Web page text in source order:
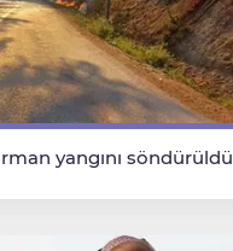
yangını söndürüldü